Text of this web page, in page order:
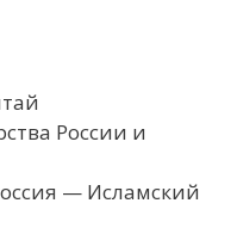
России и
— Исламский